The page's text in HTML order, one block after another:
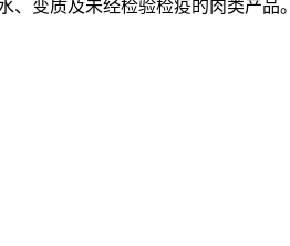
变质及未经检验检疫的肉类产品。